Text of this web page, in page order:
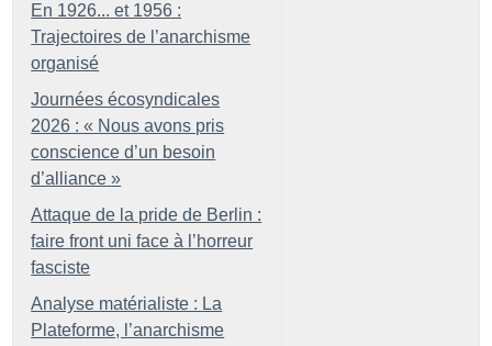
En 1926... et 1956 :
Trajectoires de l’anarchisme
organisé
Journées écosyndicales
2026 : « Nous avons pris
conscience d’un besoin
d’alliance »
Attaque de la pride de Berlin :
faire front uni face à l’horreur
fasciste
Analyse matérialiste : La
Plateforme, l’anarchisme